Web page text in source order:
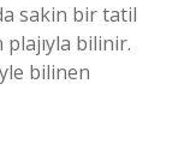
sakin bir tatil
bilinir.
bilinen